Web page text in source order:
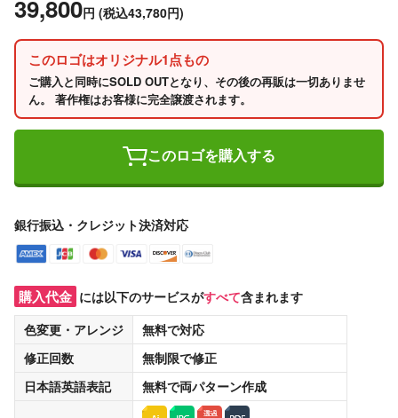
39,800円 (税込43,780円)
このロゴはオリジナル1点もの
ご購入と同時にSOLD OUTとなり、その後の再販は一切ありませ
ん。 著作権はお客様に完全譲渡されます。
このロゴを購入する
銀行振込・クレジット決済対応
購入代金 には以下のサービスがすべて含まれます
色変更・アレンジ
無料で対応
修正回数
無制限で修正
日本語英語表記
無料で両パターン作成